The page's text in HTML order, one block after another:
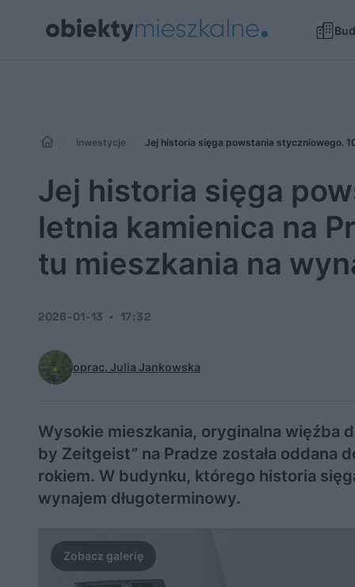
Inwestycje Jej historia sięga powstania styczniowego.
Jej historia sięga
letnia kamienica na
tu mieszkania na
oprac. Julia Jankowska
2026-01-13 17:32
Wysokie mieszkania, oryginalna więźba
by Zeitgeist” na Pradze została oddana
rokiem. W budynku, którego historia
wynajem długoterminowy.